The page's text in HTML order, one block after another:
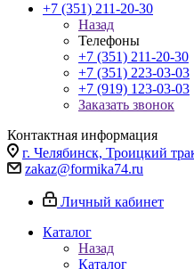
+7 (351) 211-20-30
Назад
Телефоны
+7 (351) 211-20-30
+7 (351) 223-03-03
+7 (919) 123-03-03
Заказать звонок
Контактная информация
г. Челябинск, Троицкий
zakaz@formika74.ru
Личный кабинет
Каталог
Назад
Каталог